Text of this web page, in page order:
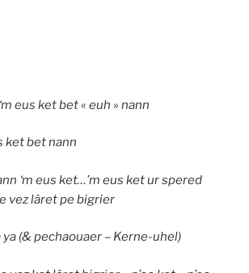
eus ket bet « euh » nann
ket bet nann
‘m eus ket…’m eus ket ur spered
vez lâret pe bigrier
ya (& pechaouaer – Kerne-uhel)